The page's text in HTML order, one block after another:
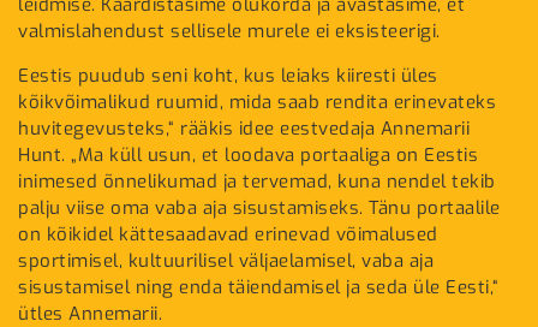
leidmise. Kaardistasime olukorda ja avastasime, et
valmislahendust sellisele murele ei eksisteerigi.
Eestis puudub seni koht, kus leiaks kiiresti üles
kõikvõimalikud ruumid, mida saab rendita erinevateks
huvitegevusteks,“ rääkis idee eestvedaja Annemarii
Hunt. „Ma küll usun, et loodava portaaliga on Eestis
inimesed õnnelikumad ja tervemad, kuna nendel tekib
palju viise oma vaba aja sisustamiseks. Tänu portaalile
on kõikidel kättesaadavad erinevad võimalused
sportimisel, kultuurilisel väljaelamisel, vaba aja
sisustamisel ning enda täiendamisel ja seda üle Eesti,“
ütles Annemarii.